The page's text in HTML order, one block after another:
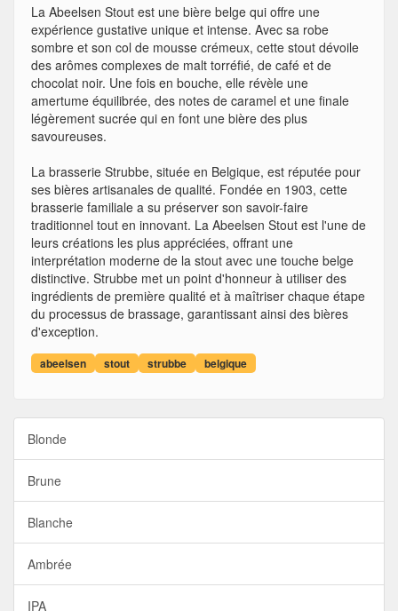
La Abeelsen Stout est une bière belge qui offre une
expérience gustative unique et intense. Avec sa robe
sombre et son col de mousse crémeux, cette stout dévoile
des arômes complexes de malt torréfié, de café et de
chocolat noir. Une fois en bouche, elle révèle une
amertume équilibrée, des notes de caramel et une finale
légèrement sucrée qui en font une bière des plus
savoureuses.
La brasserie Strubbe, située en Belgique, est réputée pour
ses bières artisanales de qualité. Fondée en 1903, cette
brasserie familiale a su préserver son savoir-faire
traditionnel tout en innovant. La Abeelsen Stout est l'une de
leurs créations les plus appréciées, offrant une
interprétation moderne de la stout avec une touche belge
distinctive. Strubbe met un point d'honneur à utiliser des
ingrédients de première qualité et à maîtriser chaque étape
du processus de brassage, garantissant ainsi des bières
d'exception.
abeelsen stout strubbe belgique
Blonde
Brune
Blanche
Ambrée
IPA